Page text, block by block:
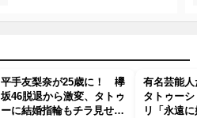
平手友梨奈が25歳に！ 欅
坂46脱退から激変、タトゥ
ーに結婚指輪もチラ見せの
有名芸能
タトゥー
リ「永遠